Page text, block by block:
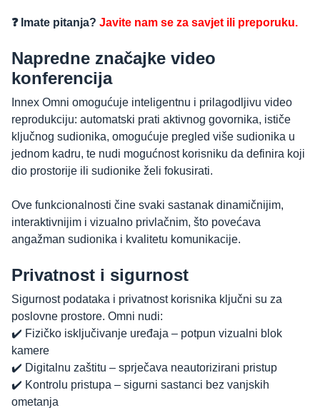
❓ Imate pitanja? Javite nam se za savjet ili preporuku.
Napredne značajke video
konferencija
Innex Omni omogućuje inteligentnu i prilagodljivu video
reprodukciju: automatski prati aktivnog govornika, ističe
ključnog sudionika, omogućuje pregled više sudionika u
jednom kadru, te nudi mogućnost korisniku da definira koji
dio prostorije ili sudionike želi fokusirati.
Ove funkcionalnosti čine svaki sastanak dinamičnijim,
interaktivnijim i vizualno privlačnim, što povećava
angažman sudionika i kvalitetu komunikacije.
Privatnost i sigurnost
Sigurnost podataka i privatnost korisnika ključni su za
poslovne prostore. Omni nudi:
✔️ Fizičko isključivanje uređaja – potpun vizualni blok
kamere
✔️ Digitalnu zaštitu – sprječava neautorizirani pristup
✔️ Kontrolu pristupa – sigurni sastanci bez vanjskih
ometanja